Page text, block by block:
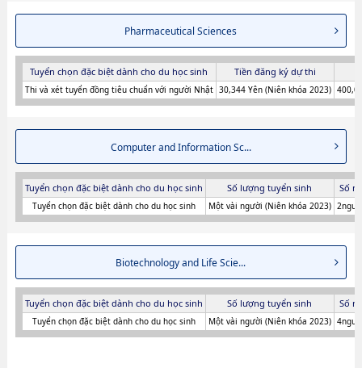
Pharmaceutical Sciences
Tuyển chọn đặc biệt dành cho du học sinh Tiền đăng ký dự thi
Thi và xét tuyển đồng tiêu chuẩn với người Nhật 30,344 Yên (Niên khóa 2023)
Computer and Information Sc...
Tuyển chọn đặc biệt dành cho du học sinh Số lượng tuyển sinh Số
Tuyển chọn đặc biệt dành cho du học sinh Một vài người (Niên khóa 2023)
Biotechnology and Life Scie...
Tuyển chọn đặc biệt dành cho du học sinh Số lượng tuyển sinh Số
Tuyển chọn đặc biệt dành cho du học sinh Một vài người (Niên khóa 2023)